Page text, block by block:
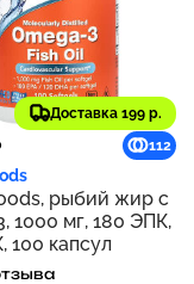
Доставка 199 р.
112
рыбий жир с
1000 мг, 180 ЭПК,
100 капсул